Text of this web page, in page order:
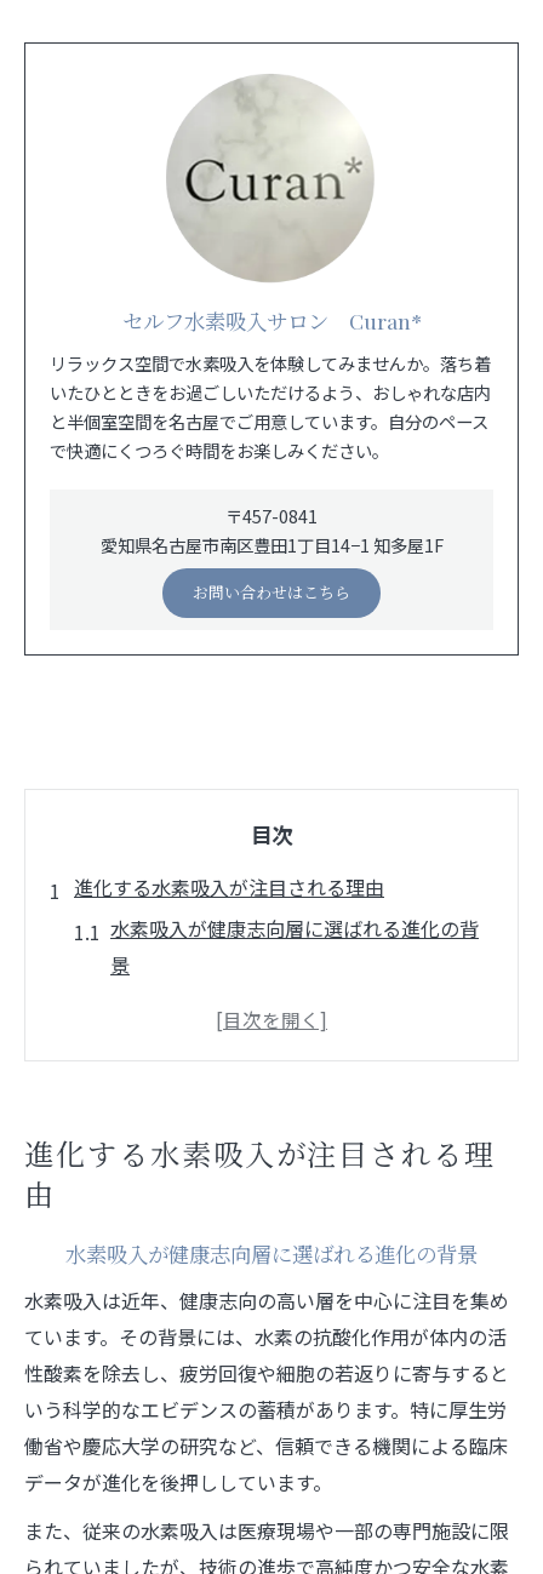
セルフ水素吸入サロン Curan*
リラックス空間で水素吸入を体験してみませんか。落ち着
いたひとときをお過ごしいただけるよう、おしゃれな店内
と半個室空間を名古屋でご用意しています。自分のペース
で快適にくつろぐ時間をお楽しみください。
〒457-0841
愛知県名古屋市南区豊田1丁目14−1 知多屋1F
お問い合わせはこちら
目次
進化する水素吸入が注目される理由
水素吸入が健康志向層に選ばれる進化の背
景
水素吸入と最新医療技術の相乗効果を探る
は
水素吸入の効果を裏付ける科学的エビデン
水素吸入と厚生労働省研究の信頼性に注目
水素吸入に関する慶応大学の最新研究動向
水素ガス吸入療法の臨床エビデンスを解説
水素吸入の先進医療分野での活用と評価
疲労回復や美容に生かす最新の水素吸入法
進化する水素吸入が注目される理
由
水素吸入が健康志向層に選ばれる進化の背景
水素吸入は近年、健康志向の高い層を中心に注目を集め
ています。その背景には、水素の抗酸化作用が体内の活
性酸素を除去し、疲労回復や細胞の若返りに寄与すると
いう科学的なエビデンスの蓄積があります。特に厚生労
働省や慶応大学の研究など、信頼できる機関による臨床
データが進化を後押ししています。
また、従来の水素吸入は医療現場や一部の専門施設に限
られていましたが、技術の進歩で高純度かつ安全な水素